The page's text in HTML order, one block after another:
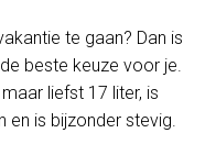
te gaan? Dan is
beste keuze voor je.
liefst 17 liter, is
en is bijzonder stevig.